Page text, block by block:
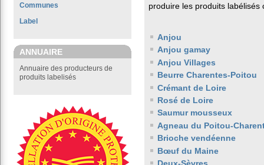
Communes
Label
ANNUAIRE
Annuaire des producteurs de
produits labelisés
produire les produits labélisés
Anjou
Anjou gamay
Anjou Villages
Beurre Charentes-Poitou
Crémant de Loire
Rosé de Loire
Saumur mousseux
Agneau du Poitou-
Brioche vendéenne
Bœuf du Maine